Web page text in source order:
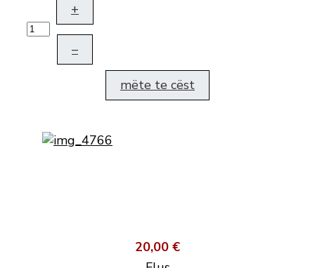
+
–
mëte te cëst
20,00 €